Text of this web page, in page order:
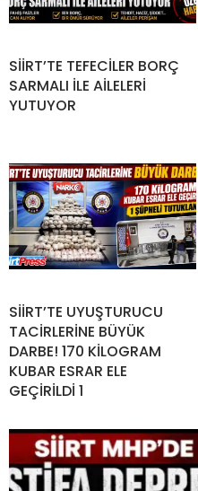
SİİRT’TE TEFECİLER BORÇ
SARMALI İLE AİLELERİ
YUTUYOR
SİİRT’TE UYUŞTURUCU
TACİRLERİNE BÜYÜK
DARBE! 170 KİLOGRAM
KUBAR ESRAR ELE
GEÇİRİLDİ 1